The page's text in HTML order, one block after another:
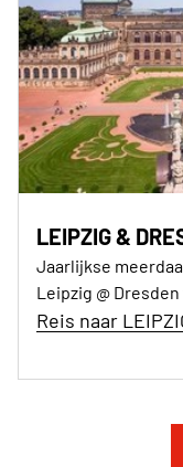
LEIPZIG &
Jaarlijkse
Leipzig @
Reis naar